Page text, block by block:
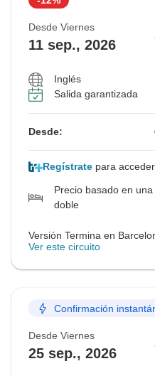
Desde Viernes
11 sep., 2026
Inglés
Salida garantizada
Desde:
Regístrate para
Precio basado en
doble
Versión Termina en
Ver este circuito
Confirmación
Desde Viernes
25 sep., 2026